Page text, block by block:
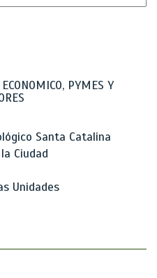
PYMES Y
Santa Catalina
Ciudad
Unidades